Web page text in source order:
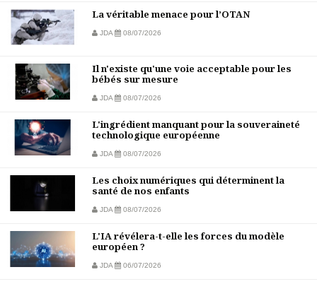
La véritable menace pour l’OTAN
JDA 08/07/2026
Il n'existe qu'une voie acceptable pour les
bébés sur mesure
JDA 08/07/2026
L'ingrédient manquant pour la souveraineté
technologique européenne
JDA 08/07/2026
Les choix numériques qui déterminent la
santé de nos enfants
JDA 08/07/2026
L'IA révélera-t-elle les forces du modèle
européen ?
JDA 06/07/2026